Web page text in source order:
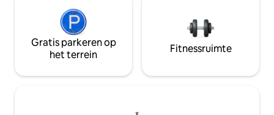
Gratis parkeren op
het terrein
Fitnessruimte